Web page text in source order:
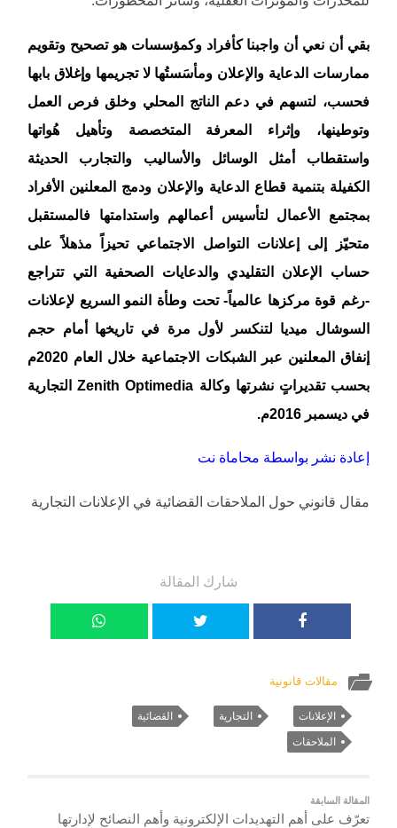
بقي أن نعي أن واجبنا كأفراد وكمؤسسات هو تصحيح وتقويم
ممارسات الدعاية والإعلان ومأسَستُها لا تجريمها وإغلاق بابها
فحسب، لتسهم في دعم الناتج المحلي وخلق فرص العمل
وتوطينها، وإثراء المعرفة المتخصصة وتأهيل هُواتها
واستقطاب أمثل الوسائل والأساليب والتجارب الحديثة
الكفيلة بتنمية قطاع الدعاية والإعلان ودمج المعلنين الأفراد
بمجتمع الأعمال لتأسيس أعمالهم واستدامتها فالمستقبل
متحيّز إلى إعلانات التواصل الاجتماعي تحيزاً مذهلاً على
حساب الإعلان التقليدي والدعايات الصحفية التي تتراجع
-رغم قوة مركزها عالمياً- تحت وطأة النمو السريع لإعلانات
السوشال ميديا لتنكسر لأول مرة في تاريخها أمام حجم
إنفاق المعلنين عبر الشبكات الاجتماعية خلال العام 2020م
بحسب تقديراتٍ نشرتها وكالة Zenith Optimedia التجارية
في ديسمبر 2016م.
إعادة نشر بواسطة محاماة نت
مقال قانوني حول الملاحقات القضائية في الإعلانات التجارية
شارك المقالة
مقالات قانونية
الإعلانات التجارية القضائية
الملاحقات
المقالة السابقة
تعرّف على أهم التهديدات الإلكترونية وأهم النصائح لإدارتها